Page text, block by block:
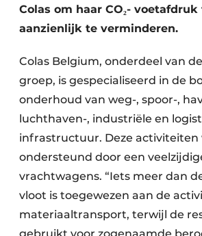
Colas om haar CO₂-
aanzienlijk te verminderen.
Colas Belgium, onderdeel van
groep, is gespecialiseerd in de
onderhoud van weg-, spoor-,
luchthaven-, industriële en
infrastructuur. Deze activiteiten
ondersteund door een
vrachtwagens. “Iets meer dan
vloot is toegewezen aan de
materiaaltransport, terwijl de